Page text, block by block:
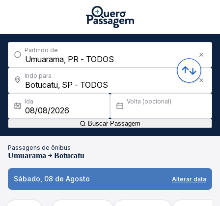
Partindo de
Indo para
Ida Volta (opcional)
Buscar Passagem
Passagens de ônibus
Umuarama Botucatu
Sábado, 08 de Agosto Alterar data